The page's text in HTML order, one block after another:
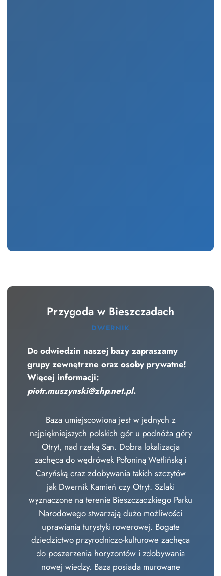
Przygoda w Bieszczadach
DWERNIK
Do odwiedzin naszej bazy zapraszamy
grupy zewnętrzne oraz osoby prywatne!
Więcej informacji:
piotr.muszynski@zhp.net.pl.
Baza umiejscowiona jest w jednych z
najpiękniejszych polskich gór u podnóża góry
Otryt, nad rzeką San. Dobra lokalizacja
zachęca do wędrówek Połoniną Wetlińską i
Caryńską oraz zdobywania takich szczytów
jak Dwernik Kamień czy Otryt. Szlaki
wyznaczone na terenie Bieszczadzkiego Parku
Narodowego stwarzają dużo możliwości
uprawiania turystyki rowerowej. Bogate
dziedzictwo przyrodniczo-kulturowe zachęca
do poszerzenia horyzontów i zdobywania
nowej wiedzy. Baza posiada murowane